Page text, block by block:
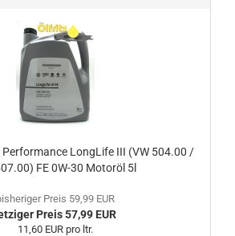
Performance LongLife III (VW 504.00 /
FE 0W-30 Motoröl 5l
Preis 59,99 EUR
Preis 57,99 EUR
11,60 EUR pro ltr.